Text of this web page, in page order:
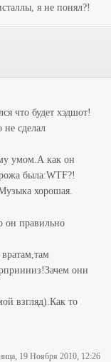
я не понял?!
что будет хэдшот!
сделал
умом.А как он
была:WTF?!
хорошая.
он правильно
они
взгляд).Как то
19 Ноября 2010, 12:26